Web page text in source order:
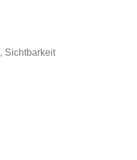
Sichtbarkeit